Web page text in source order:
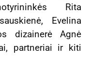
Rita
Evelina
dizainerė Agnė
partneriai ir kiti